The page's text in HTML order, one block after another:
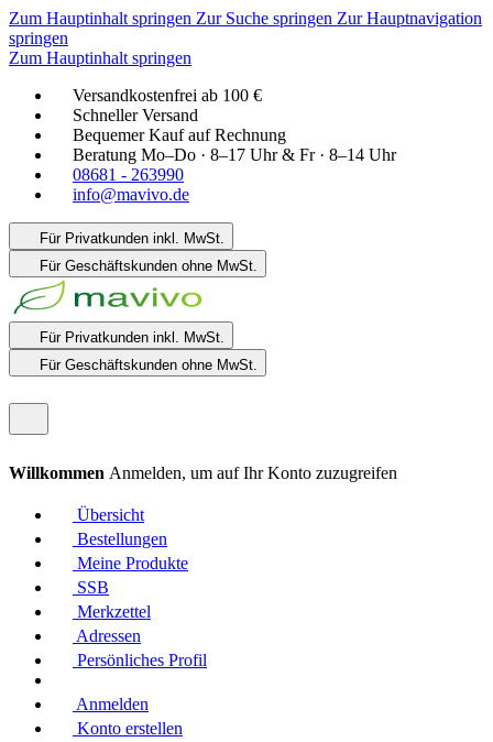
Zum Hauptinhalt springen Zur Suche springen Zur Hauptnavigation
springen
Zum Hauptinhalt springen
Versandkostenfrei ab 100 €
Schneller Versand
Bequemer Kauf auf Rechnung
Beratung Mo–Do · 8–17 Uhr & Fr · 8–14 Uhr
08681 - 263990
info@mavivo.de
Für Privatkunden inkl. MwSt.
Für Geschäftskunden ohne MwSt.
Für Privatkunden inkl. MwSt.
Für Geschäftskunden ohne MwSt.
Willkommen Anmelden, um auf Ihr Konto zuzugreifen
Übersicht
Bestellungen
Meine Produkte
SSB
Merkzettel
Adressen
Persönliches Profil
Anmelden
Konto erstellen